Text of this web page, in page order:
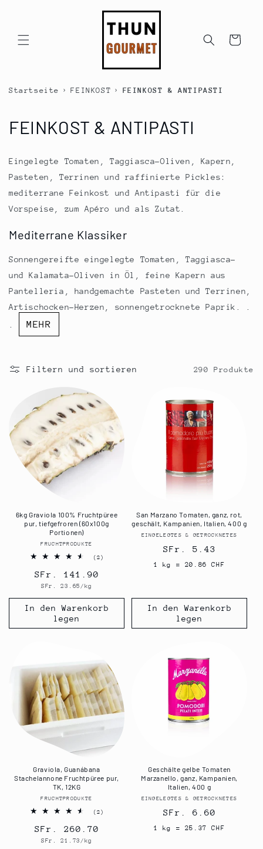
Warenkorb
Startseite › FEINKOST › FEINKOST & ANTIPASTI
K
t
e
g
o
r
i
e
:
FEINKOST & ANTIPASTI
Eingelegte Tomaten, Taggiasca-Oliven, Kapern,
Pasteten, Terrinen und raffinierte Pickles:
mediterrane Feinkost und Antipasti für die
Vorspeise, zum Apéro und als Zutat.
Mediterrane Klassiker
Sonnengereifte eingelegte Tomaten, Taggiasca-
und Kalamata-Oliven in Öl, feine Kapern aus
Pantelleria, handgemachte Pasteten und Terrinen,
Artischocken-Herzen, sonnengetrocknete Paprik. .
MEHR
Filtern und sortieren 290 Produkte
6kg Graviola 100% Fruchtpüree
pur, tiefgefroren (60x100g
Portionen)
Anbieter:
FRUCHTPRODUKTE
(2)
Normaler
Preis
SFr. 141.90
Grundpreis
SFr. 23.65/kg
In den Warenkorb
legen
San Marzano Tomaten, ganz, rot,
geschält, Kampanien, Italien, 400 g
Anbieter:
EINGELEGTES & GETROCKNETES
Normaler
Preis
SFr. 5.43
1 kg = 20.86 CHF
In den Warenkorb
legen
Graviola, Guanábana
Stachelannone Fruchtpüree pur,
TK, 12KG
Anbieter:
FRUCHTPRODUKTE
(2)
Normaler
Preis
SFr. 260.70
Grundpreis
SFr. 21.73/kg
Geschälte gelbe Tomaten
Marzanello, ganz, Kampanien,
Italien, 400 g
Anbieter:
EINGELEGTES & GETROCKNETES
Normaler
Preis
SFr. 6.60
1 kg = 25.37 CHF